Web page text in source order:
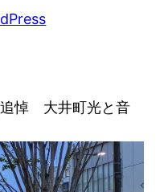
追悼 大井町光と音